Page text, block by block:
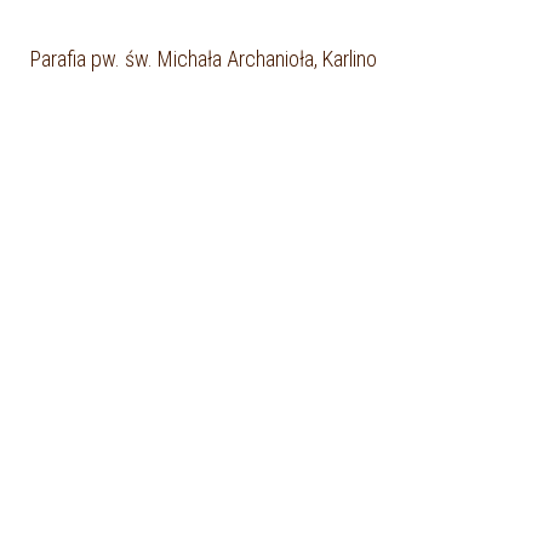
Parafia pw. św. Michała Archanioła, Karlino